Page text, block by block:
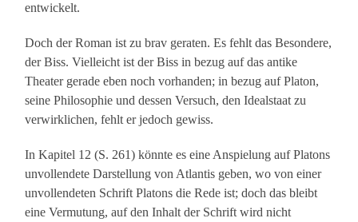
entwickelt.
Doch der Roman ist zu brav geraten. Es fehlt das Besondere,
der Biss. Vielleicht ist der Biss in bezug auf das antike
Theater gerade eben noch vorhanden; in bezug auf Platon,
seine Philosophie und dessen Versuch, den Idealstaat zu
verwirklichen, fehlt er jedoch gewiss.
In Kapitel 12 (S. 261) könnte es eine Anspielung auf Platons
unvollendete Darstellung von Atlantis geben, wo von einer
unvollendeten Schrift Platons die Rede ist; doch das bleibt
eine Vermutung, auf den Inhalt der Schrift wird nicht